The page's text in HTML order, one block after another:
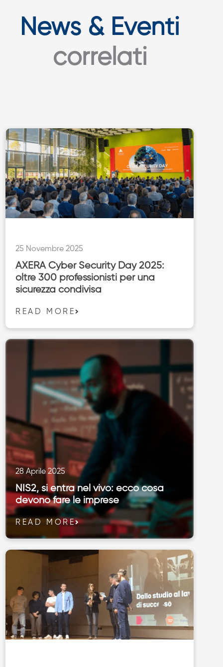
News & Eventi
correlati
25 Novembre 2025
AXERA Cyber Security Day 2025:
oltre 300 professionisti per una
sicurezza condivisa
READ MORE
28 Aprile 2025
NIS2, si entra nel vivo: ecco cosa
devono fare le imprese
READ MORE